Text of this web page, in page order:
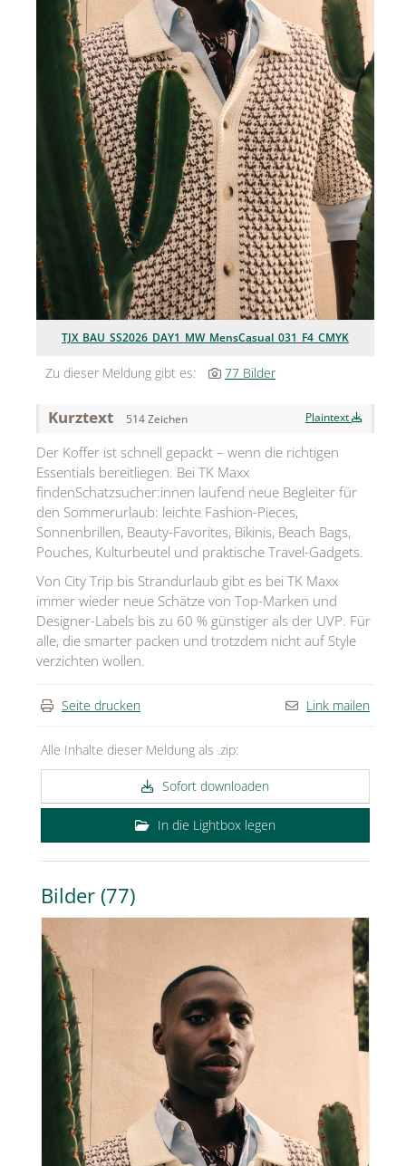
Jean Paul Gaultier
Lindt & Sprüngli
Nägele & Strubell
sh!ne by Dorotheum Juwelier
Sicheldorfer Heilwasser
TK Maxx
True Co.
MEDIA
ÜBER
KONTAKT
TJX_BAU_SS2026_DAY1_MW_MensCasual_031_F4_CMYK
Zu dieser Meldung gibt es: 77 Bilder
Kurztext 514 Zeichen Plaintext
Der Koffer ist schnell gepackt – wenn die richtigen
Essentials bereitliegen. Bei TK Maxx
findenSchatzsucher:innen laufend neue Begleiter für
den Sommerurlaub: leichte Fashion-Pieces,
Sonnenbrillen, Beauty-Favorites, Bikinis, Beach Bags,
Pouches, Kulturbeutel und praktische Travel-Gadgets.
Von City Trip bis Strandurlaub gibt es bei TK Maxx
immer wieder neue Schätze von Top-Marken und
Designer-Labels bis zu 60 % günstiger als der UVP. Für
alle, die smarter packen und trotzdem nicht auf Style
verzichten wollen.
Seite drucken Link mailen
Alle Inhalte dieser Meldung als .zip:
Sofort downloaden
In die Lightbox legen
Bilder (77)